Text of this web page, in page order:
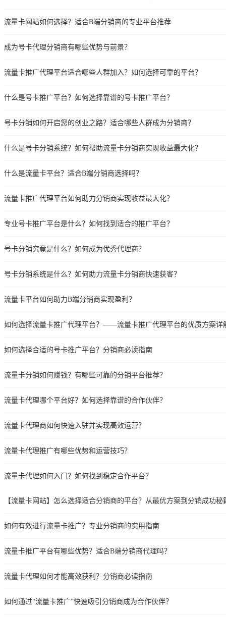
流量卡网站如何选择？适合B端分销商的专业平台推荐
成为号卡代理分销商有哪些优势与前景？
流量卡推广代理平台适合哪些人群加入？如何选择可靠的平台？
什么是号卡推广平台？如何选择靠谱的号卡推广平台？
号卡分销如何开启您的创业之路？适合哪些人群成为分销商？
什么是号卡分销系统？如何帮助流量卡分销商实现收益最大化？
什么是流量卡平台？适合B端分销商选择吗？
流量卡推广代理平台如何助力分销商实现收益最大化？
专业号卡推广平台是什么？如何找到适合的推广平台？
号卡分销究竟是什么？如何成为优秀代理商？
号卡分销系统是什么？如何助力流量卡分销商快速获客？
流量卡平台如何助力B端分销商实现盈利？
如何选择流量卡推广代理平台？——流量卡推广代理平台的优质方案详
如何选择合适的号卡推广平台？分销商必读指南
流量卡分销如何赚钱？有哪些可靠的分销平台推荐？
流量卡代理哪个平台好？如何选择靠谱的合作伙伴？
流量卡代理商如何快速入驻并实现高效运营？
流量卡代理推广有哪些优势和运营技巧？
流量卡代理如何入门？如何找到稳定合作平台？
【流量卡网站】怎么选择适合分销商的平台？从最优方案到分销成功秘
如何有效进行流量卡推广？专业分销商的实用指南
流量卡推广平台有哪些优势？适合B端分销商代理吗？
流量卡代理如何才能高效获利？分销商必读指南
如何通过“流量卡推广”快速吸引分销商成为合作伙伴？